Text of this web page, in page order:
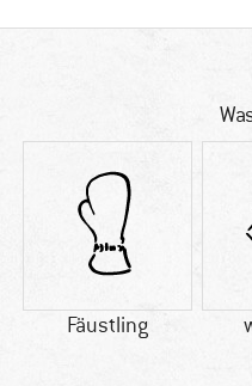
Fäustling